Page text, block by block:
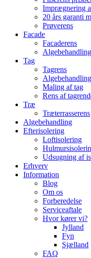
Imprægnering
20 års garanti
Prøverens
Facade
Facaderens
Tag
Tagrens
Maling af tag
Rens af
Træ
Træterrasserens
Algebehandling
Efterisolering
Loftisolering
Udsugning af
Erhverv
Information
Blog
Om os
Forberedelse
Serviceaftale
Hvor kører vi?
Jylland
Fyn
Sjælland
FAQ